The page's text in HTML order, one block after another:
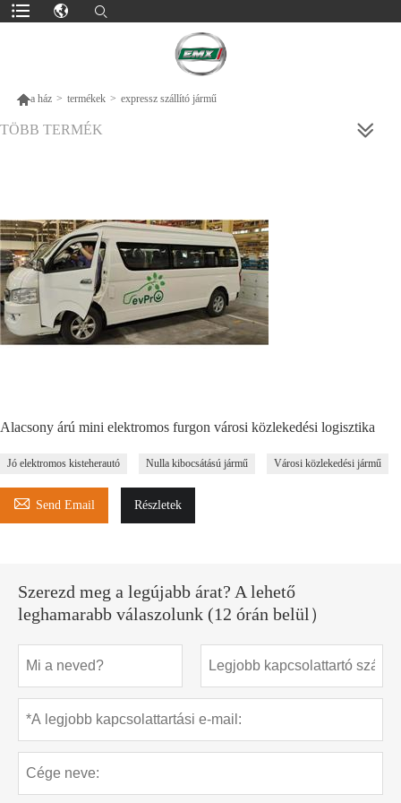
a ház > termékek > expressz szállító jármű
TÖBB TERMÉK
Alacsony árú mini elektromos furgon városi közlekedési logisztika
Jó elektromos kisteherautó Nulla kibocsátású jármű Városi közlekedési jármű
 Send Email Részletek
Szerezd meg a legújabb árat? A lehető
leghamarabb válaszolunk (12 órán belül）